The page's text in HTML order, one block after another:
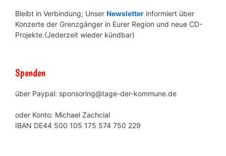
Bleibt in Verbindung; Unser Newsletter informiert über
Konzerte der Grenzgänger in Eurer Region und neue CD-
Projekte.(Jederzeit wieder kündbar)
Spenden
über Paypal: sponsoring@tage-der-kommune.de
oder Konto: Michael Zachcial
IBAN DE44 500 105 175 574 750 229